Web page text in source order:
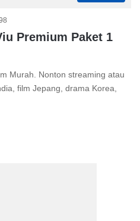
Premium Paket 1
Murah. Nonton streaming atau
film Jepang, drama Korea,